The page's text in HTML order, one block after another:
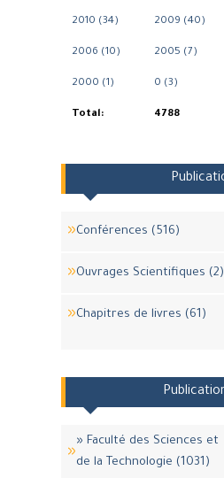
2010 (34) 2009 (40)
2006 (10) 2005 (7)
2000 (1) 0 (3)
Total: 4788
Conférences (516)
Ouvrages Scientifiques (2)
Chapitres de livres (61)
» Faculté des Sciences et
de la Technologie (1031)